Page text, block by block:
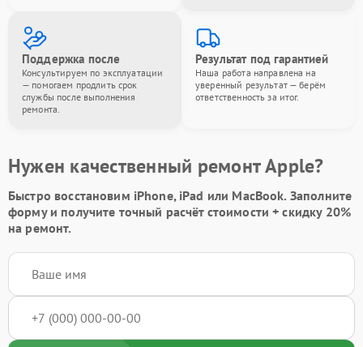
Поддержка после
Консультируем по эксплуатации
— помогаем продлить срок
службы после выполнения
ремонта.
Результат под гарантией
Наша работа направлена на
уверенный результат — берём
ответственность за итог.
Нужен качественный ремонт Apple?
Быстро восстановим iPhone, iPad или MacBook. Заполните
формуи получите точный расчёт стоимости +скидку 20%
на ремонт.